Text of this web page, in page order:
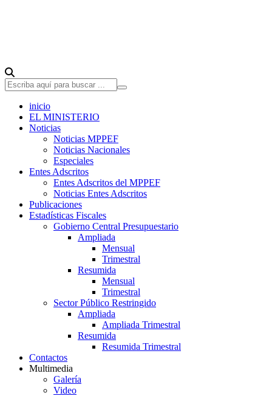
inicio
EL MINISTERIO
Noticias
Noticias MPPEF
Noticias Nacionales
Especiales
Entes Adscritos
Entes Adscritos del MPPEF
Noticias Entes Adscritos
Publicaciones
Estadísticas Fiscales
Gobierno Central Presupuestario
Ampliada
Mensual
Trimestral
Resumida
Mensual
Trimestral
Sector Público Restringido
Ampliada
Ampliada Trimestral
Resumida
Resumida Trimestral
Contactos
Multimedia
Galería
Video